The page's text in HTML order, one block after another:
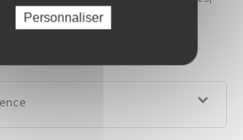
sera majorée de <span
span>.
Personnaliser